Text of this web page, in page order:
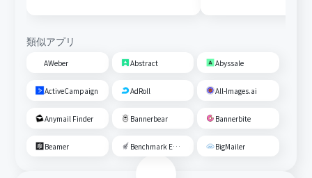
類似アプリ
AWeber Abstract Abyssale
ActiveCampaign AdRoll All-Images.ai
Anymail Finder Bannerbear Bannerbite
Beamer Benchmark Email BigMailer